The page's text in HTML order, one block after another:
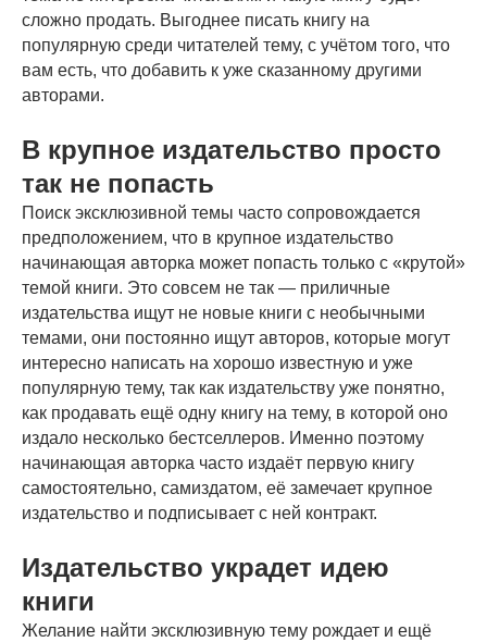
сложно продать. Выгоднее писать книгу на
популярную среди читателей тему, с учётом того, что
вам есть, что добавить к уже сказанному другими
авторами.
В крупное издательство просто
так не попасть
Поиск эксклюзивной темы часто сопровождается
предположением, что в крупное издательство
начинающая авторка может попасть только с «крутой»
темой книги. Это совсем не так — приличные
издательства ищут не новые книги с необычными
темами, они постоянно ищут авторов, которые могут
интересно написать на хорошо известную и уже
популярную тему, так как издательству уже понятно,
как продавать ещё одну книгу на тему, в которой оно
издало несколько бестселлеров. Именно поэтому
начинающая авторка часто издаёт первую книгу
самостоятельно, самиздатом, её замечает крупное
издательство и подписывает с ней контракт.
Издательство украдет идею
книги
Желание найти эксклюзивную тему рождает и ещё